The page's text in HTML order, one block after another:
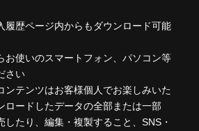
履歴ページ内からもダウンロード可能
お使いのスマートフォン、パソコン等
さい
ンテンツはお客様個人でお楽しみいた
ロードしたデータの全部または一部
したり、編集・複製すること、SNS・